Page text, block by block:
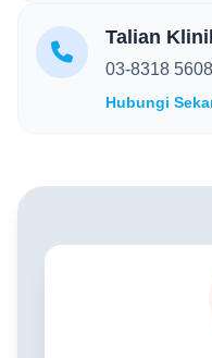
Talian
03-8318 5608
Hubungi